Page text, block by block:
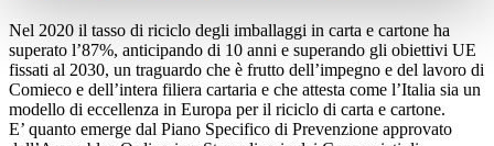
Nel 2020 il tasso di riciclo degli imballaggi in carta e cartone ha
superato l’87%, anticipando di 10 anni e superando gli obiettivi UE
fissati al 2030, un traguardo che è frutto dell’impegno e del lavoro di
Comieco e dell’intera filiera cartaria e che attesta come l’Italia sia un
modello di eccellenza in Europa per il riciclo di carta e cartone.
E’ quanto emerge dal Piano Specifico di Prevenzione approvato